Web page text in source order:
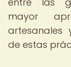
mayor
artesanales
de estas